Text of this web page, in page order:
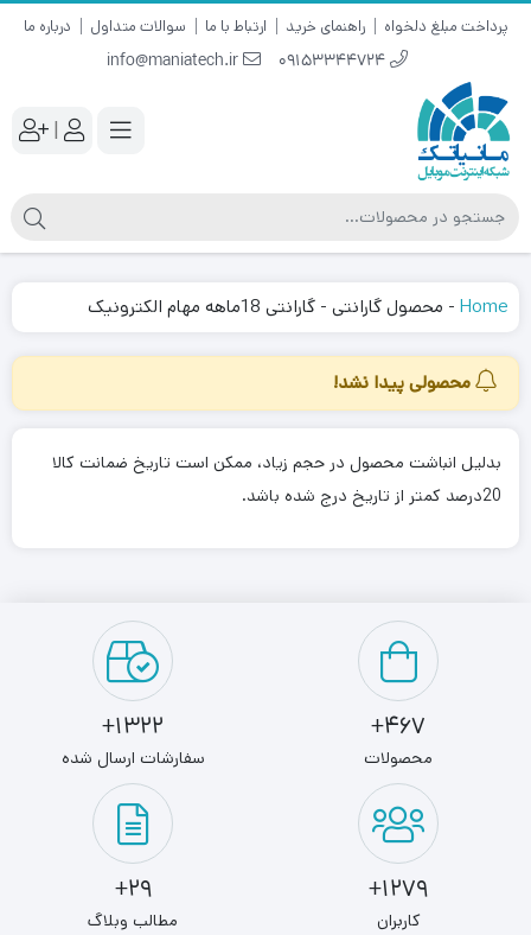
پرداخت مبلغ دلخواه راهنمای خرید ارتباط با ما سوالات متداول درباره ما
09153344724
info@maniatech.ir
|
Home
- محصول گارانتی - گارانتی 18ماهه مهام الکترونیک
محصولی پیدا نشد!
بدلیل انباشت محصول در حجم زیاد، ممکن است تاریخ ضمانت کالا
20درصد کمتر از تاریخ درج شده باشد.
467+
محصولات
1322+
سفارشات ارسال شده
1279+
کاربران
29+
مطالب وبلاگ